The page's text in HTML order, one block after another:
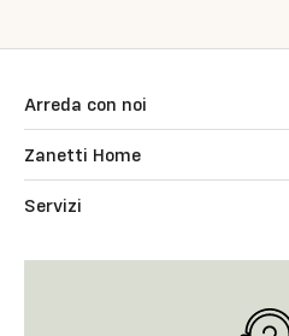
Arreda con noi
Zanetti Home
Servizi